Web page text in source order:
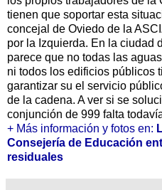
tienen que soportar esta
concejal de Oviedo de la
por la Izquierda. En la ciudad
parece que no todas las
ni todos los edificios públicos
garantizar su el servicio
de la cadena. A ver si se
conjunción de 999 falta
+ Más información y fotos en:
Consejería de Educación
residuales